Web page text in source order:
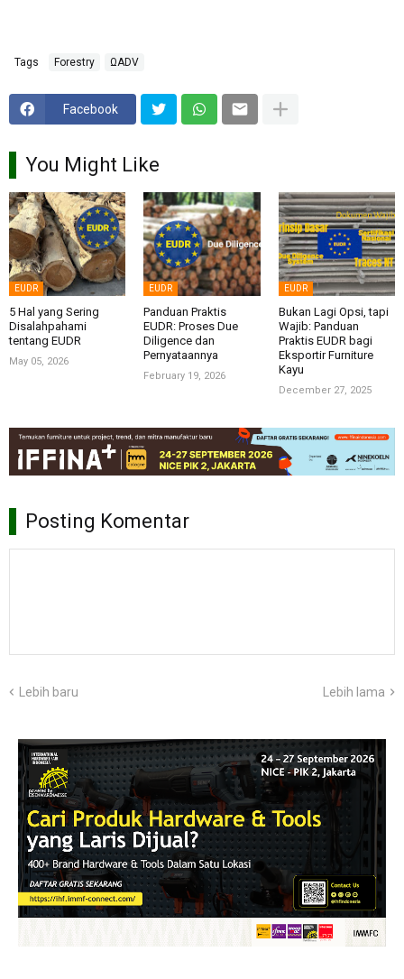
Tags Forestry ΩADV
Facebook
You Might Like
EUDR
5 Hal yang Sering
Disalahpahami
tentang EUDR
May 05, 2026
EUDR
Panduan Praktis
EUDR: Proses Due
Diligence dan
Pernyataannya
February 19, 2026
EUDR
Bukan Lagi Opsi, tapi
Wajib: Panduan
Praktis EUDR bagi
Eksportir Furniture
Kayu
December 27, 2025
Posting Komentar
Lebih baru Lebih lama